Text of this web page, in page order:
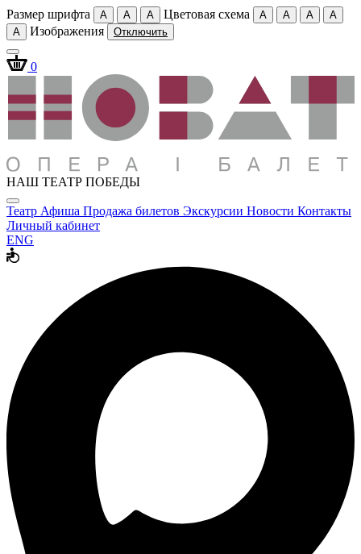
Размер шрифта A A A Цветовая схема A A A
A
A
Изображения Отключить
0
НАШ ТЕАТР ПОБЕДЫ
Театр Афиша Продажа билетов Экскурсии Новости Контакты
Личный кабинет
ENG